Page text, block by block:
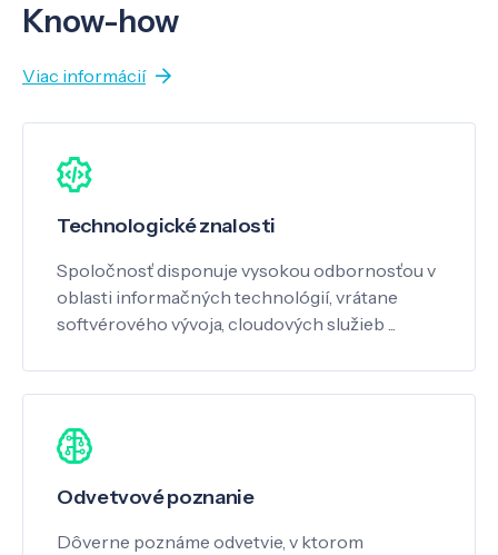
Know-how
Viac informácií
Technologické znalosti
Spoločnosť disponuje vysokou odbornosťou v
oblasti informačných technológií, vrátane
softvérového vývoja, cloudových služieb ...
Odvetvové poznanie
Dôverne poznáme odvetvie, v ktorom